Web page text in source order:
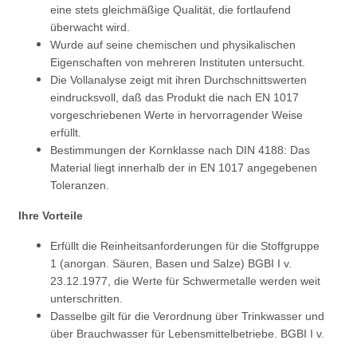
eine stets gleichmäßige Qualität, die fortlaufend
überwacht wird.
Wurde auf seine chemischen und physikalischen
Eigenschaften von mehreren Instituten untersucht.
Die Vollanalyse zeigt mit ihren Durchschnittswerten
eindrucksvoll, daß das Produkt die nach EN 1017
vorgeschriebenen Werte in hervorragender Weise
erfüllt.
Bestimmungen der Kornklasse nach DIN 4188: Das
Material liegt innerhalb der in EN 1017 angegebenen
Toleranzen.
Ihre Vorteile
Erfüllt die Reinheitsanforderungen für die Stoffgruppe
1 (anorgan. Säuren, Basen und Salze) BGBI I v.
23.12.1977, die Werte für Schwermetalle werden weit
unterschritten.
Dasselbe gilt für die Verordnung über Trinkwasser und
über Brauchwasser für Lebensmittelbetriebe. BGBI I v.